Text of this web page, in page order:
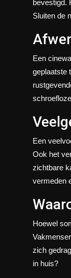
bevestigd.
Sluiten de
Een
geplaatste
Een
Ook het
zichtbare
vermeden
Hoewel
zich
in huis?